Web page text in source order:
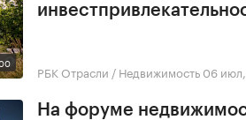
РБК Отрасли / Недвижимость 06
На форуме